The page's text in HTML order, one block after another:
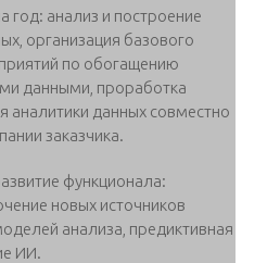
год: анализ и построение
организация базового
по обогащению
данными, проработка
аналитики данных совместно
заказчика.
функционала:
новых источников
анализа, предиктивная
ИИ.